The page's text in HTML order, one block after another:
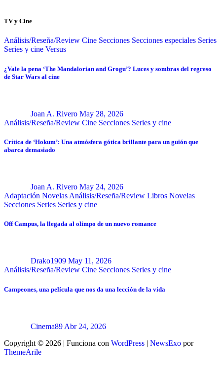
TV y Cine
Análisis/Reseña/Review Cine Secciones Secciones especiales Series
Series y cine Versus
¿Vale la pena ‘The Mandalorian and Grogu’? Luces y sombras del regreso
de Star Wars al cine
Joan A. Rivero May 28, 2026
Análisis/Reseña/Review Cine Secciones Series y cine
Crítica de ‘Hokum’: Una atmósfera gótica brillante para un guión que
abarca demasiado
Joan A. Rivero May 24, 2026
Adaptación Novelas Análisis/Reseña/Review Libros Novelas
Secciones Series Series y cine
Off Campus, la llegada al olimpo de un nuevo romance
Drako1909 May 11, 2026
Análisis/Reseña/Review Cine Secciones Series y cine
Campeones, una película que nos da una lección de la vida
Cinema89 Abr 24, 2026
Copyright © 2026 | Funciona con WordPress | NewsExo por
ThemeArile